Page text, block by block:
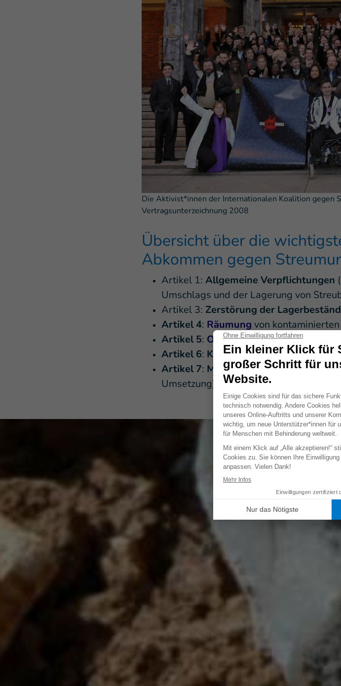
Die Aktivist*innen der Internationalen Koalition gegen
Vertragsunterzeichnung 2008
Übersicht über die
Abkommen gegen
Artikel 1: Allgemeine Verpflichtungen
Umschlags und der Lagerung von
Artikel 3: Zerstörung der
Artikel 4: Räumung von
Artikel 5: Opferhilfe
Artikel 6: Kooperationund
Artikel 7: Maßnahmen zur Transparenz
Umsetzung)